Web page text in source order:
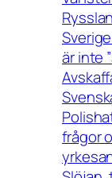
är inte
frågor